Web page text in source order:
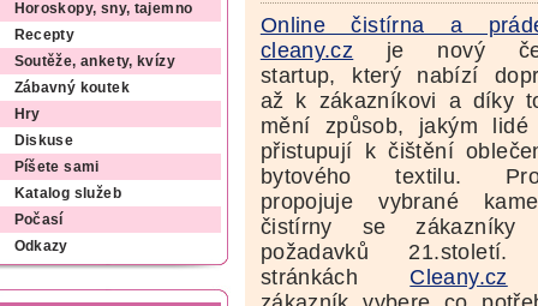
Horoskopy, sny, tajemno
Recepty
Soutěže, ankety, kvízy
Zábavný koutek
Hry
Diskuse
Píšete sami
Katalog služeb
Počasí
Odkazy
Online čistírna a
cleany.cz je nový
startup, který nabízí
až k zákazníkovi a díky
mění způsob, jakým
přistupují k čištění
bytového textilu.
propojuje vybrané
čistírny se zákazníky
požadavků 21.století.
stránkách Cleany.cz